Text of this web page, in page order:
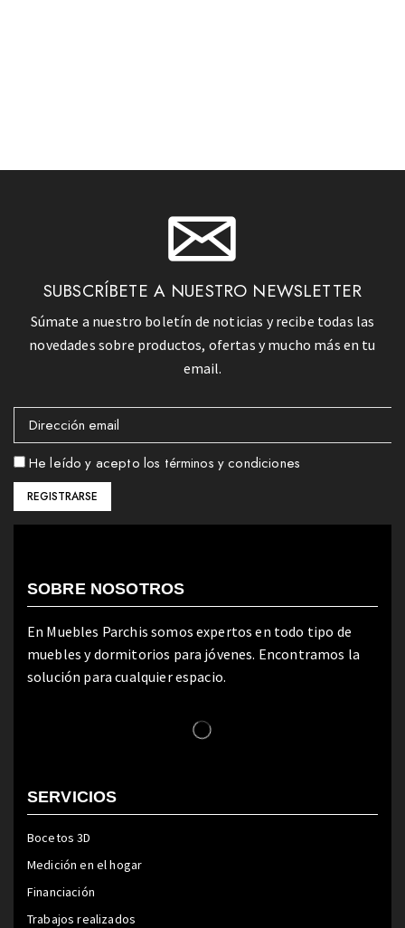
SUBSCRÍBETE A NUESTRO NEWSLETTER
Súmate a nuestro boletín de noticias y recibe todas las
novedades sobre productos, ofertas y mucho más en tu
email.
He leído y acepto los términos y condiciones
SOBRE NOSOTROS
En Muebles Parchis somos expertos en todo tipo de
muebles y dormitorios para jóvenes. Encontramos la
solución para cualquier espacio.
SERVICIOS
Bocetos 3D
Medición en el hogar
Financiación
Trabajos realizados